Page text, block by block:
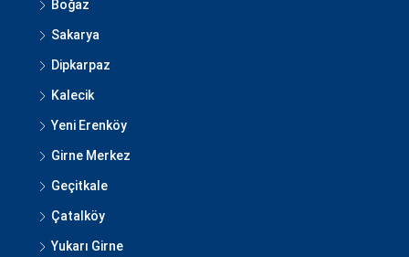
Boğaz
Sakarya
Dipkarpaz
Kalecik
Yeni Erenköy
Girne Merkez
Geçitkale
Çatalköy
Yukarı Girne